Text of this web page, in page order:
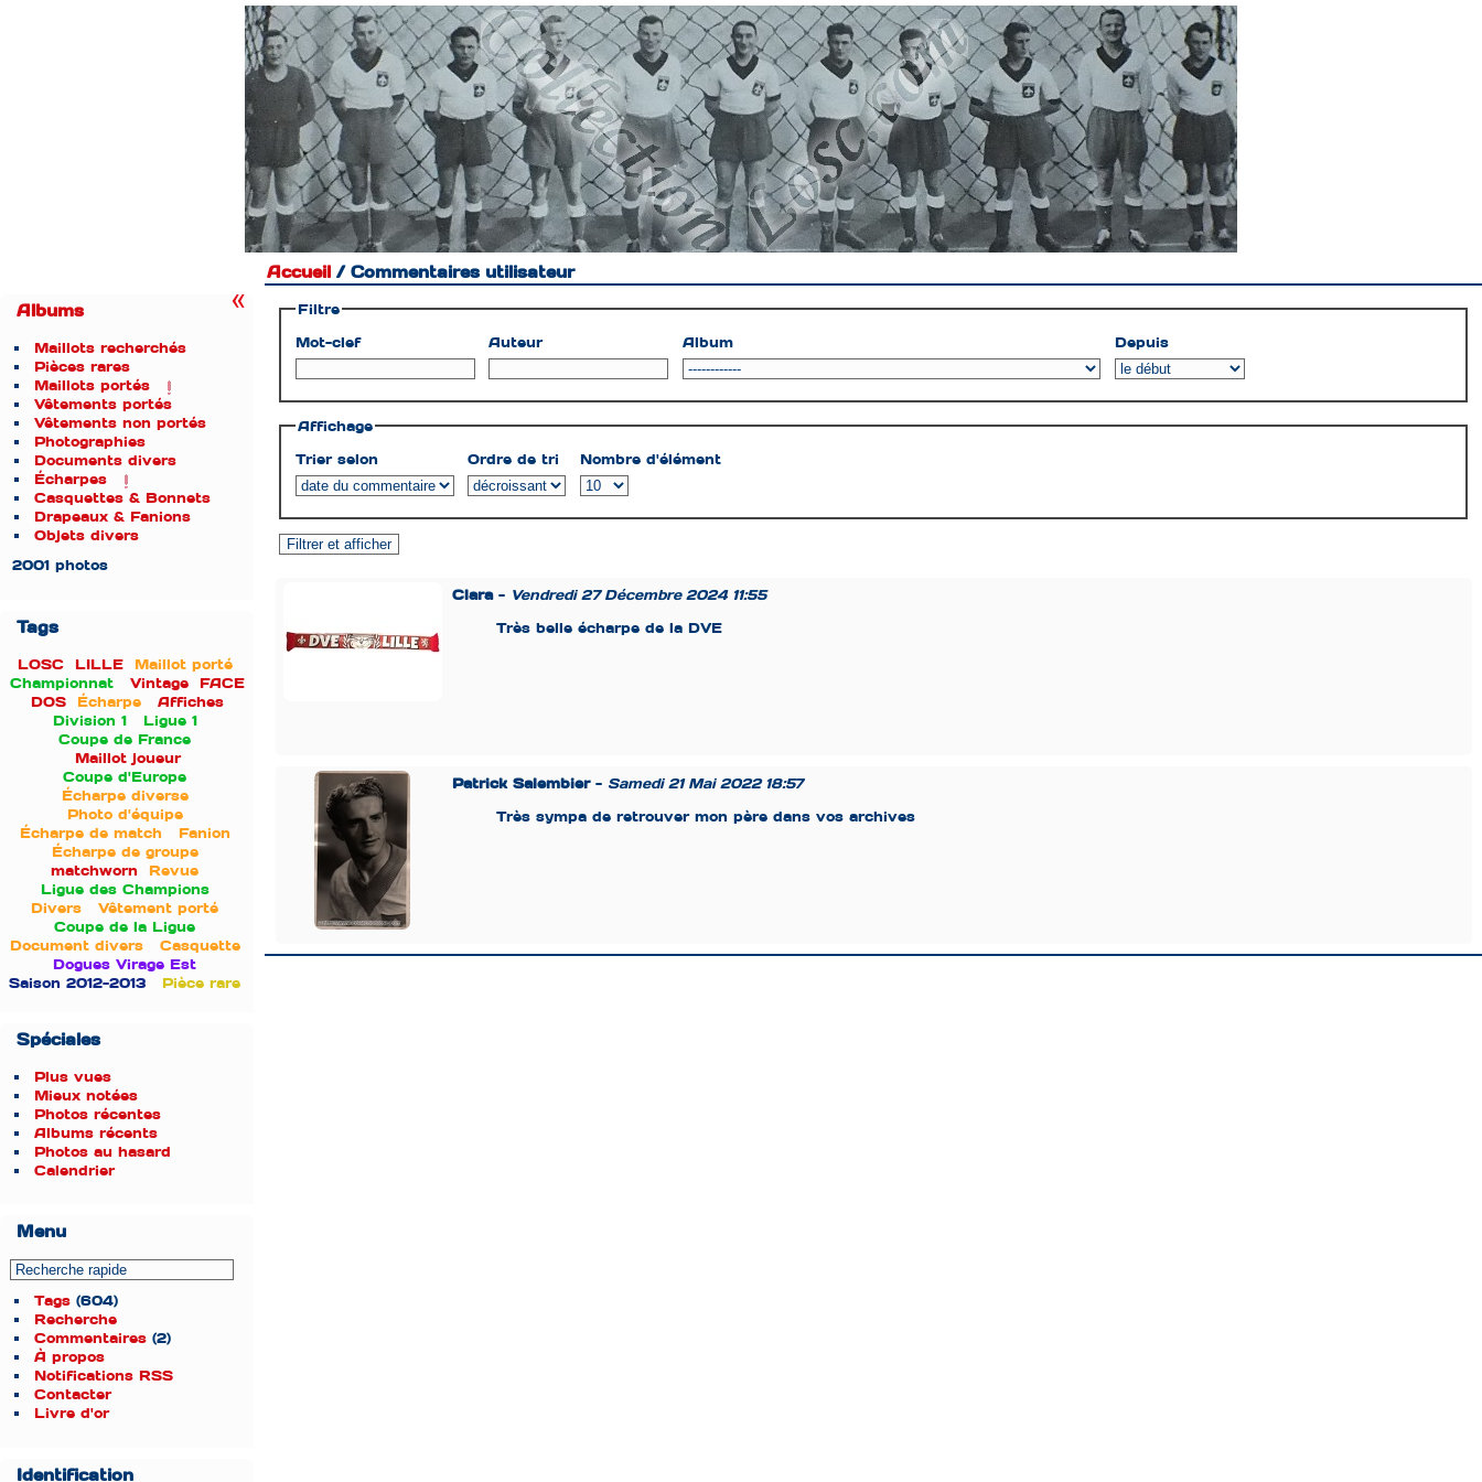
Albums
Maillots recherchés
Pièces rares
Maillots portés
Vêtements portés
Vêtements non portés
Photographies
Documents divers
Écharpes
Casquettes & Bonnets
Drapeaux & Fanions
Objets divers
2001 photos
Tags
LOSC LILLE
Maillot porté
Championnat
Vintage FACE
DOS
Écharpe
Affiches
Division 1
Ligue 1
Coupe de France
Maillot joueur
Coupe d'Europe
Écharpe diverse
Photo d'équipe
Écharpe de match
Fanion
Écharpe de groupe
matchworn
Revue
Ligue des Champions
Divers
Vêtement porté
Coupe de la Ligue
Document divers
Casquette
Dogues Virage Est
Saison 2012-2013
Pièce rare
Spéciales
Plus vues
Mieux notées
Photos récentes
Albums récents
Photos au hasard
Calendrier
Menu
Tags (604)
Recherche
Commentaires (2)
À propos
Notifications RSS
Contacter
Livre d'or
Identification
Accueil / Commentaires utilisateur
Filtre
Mot-clef
Auteur Album Depuis
Affichage
Trier selon
Ordre de tri Nombre d'élément
Clara- Vendredi 27 Décembre 2024 11:55
Très belle écharpe de la DVE
Patrick Salembier- Samedi 21 Mai 2022 18:57
Très sympa de retrouver mon père dans vos archives